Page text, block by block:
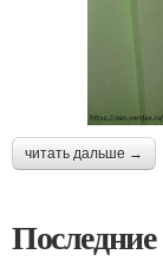
читать дальше →
Последние